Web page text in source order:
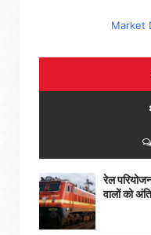
Market
रेल
वालों को